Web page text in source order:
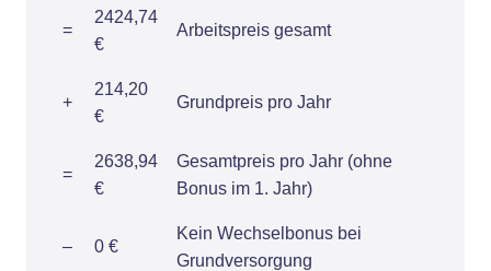
=
2424,74
€
Arbeitspreis gesamt
+
214,20
€
Grundpreis pro Jahr
=
2638,94
€
Gesamtpreis pro Jahr (ohne
Bonus im 1. Jahr)
– 0 €
Kein Wechselbonus bei
Grundversorgung